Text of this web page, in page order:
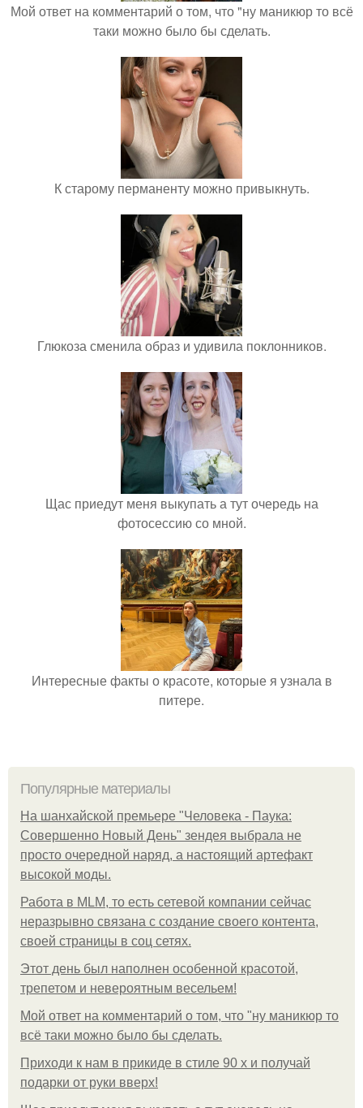
Мой ответ на комментарий о том, что "ну маникюр то всё
таки можно было бы сделать.
К старому перманенту можно привыкнуть.
Глюкоза сменила образ и удивила поклонников.
Щас приедут меня выкупать а тут очередь на
фотосессию со мной.
Интересные факты о красоте, которые я узнала в
питере.
Популярные материалы
На шанхайской премьере "Человека - Паука:
Совершенно Новый День" зендея выбрала не
просто очередной наряд, а настоящий артефакт
высокой моды.
Работа в MLM, то есть сетевой компании сейчас
неразрывно связана с создание своего контента,
своей страницы в соц сетях.
Этот день был наполнен особенной красотой,
трепетом и невероятным весельем!
Мой ответ на комментарий о том, что "ну маникюр то
всё таки можно было бы сделать.
Приходи к нам в прикиде в стиле 90 х и получай
подарки от руки вверх!